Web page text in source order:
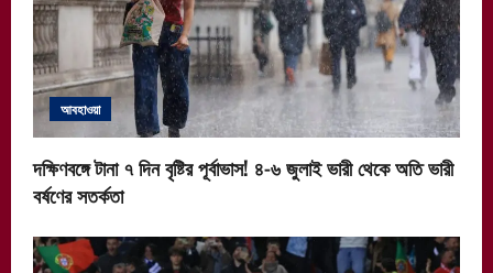
আবহাওয়া
দক্ষিণবঙ্গে টানা ৭ দিন বৃষ্টির পূর্বাভাস! ৪-৬ জুলাই ভারী থেকে অতি ভারী
বর্ষণের সতর্কতা